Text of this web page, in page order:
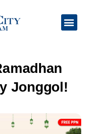
Jonggol!